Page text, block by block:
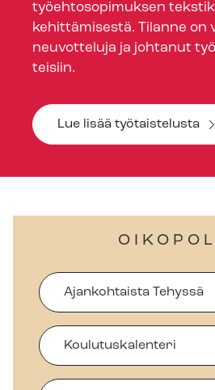
työehtosopimuksen
kehittämisestä. Tilanne on
neuvotteluja ja johtanut
tei­siin.
Lue lisää työtaistelusta
Ajankohtaista Tehyssä
Koulutuskalenteri